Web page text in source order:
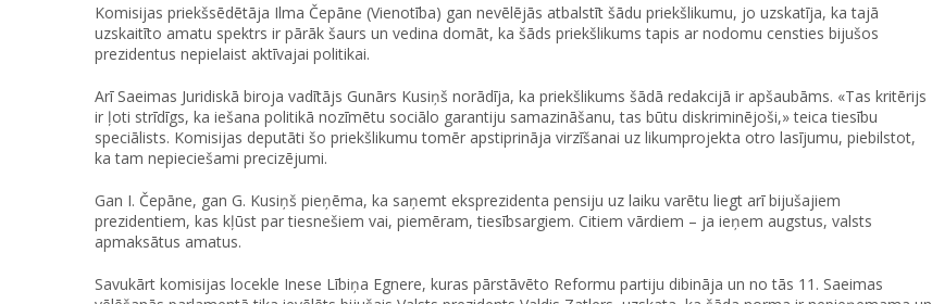
Komisijas priekšsēdētāja Ilma Čepāne (Vienotība) gan nevēlējās atbalstīt šādu priekšlikumu, jo uzskatīja, ka tajā
uzskaitīto amatu spektrs ir pārāk šaurs un vedina domāt, ka šāds priekšlikums tapis ar nodomu censties bijušos
prezidentus nepielaist aktīvajai politikai.
Arī Saeimas Juridiskā biroja vadītājs Gunārs Kusiņš norādīja, ka priekšlikums šādā redakcijā ir apšaubāms. «Tas kritērijs
ir ļoti strīdīgs, ka iešana politikā nozīmētu sociālo garantiju samazināšanu, tas būtu diskriminējoši,» teica tiesību
speciālists. Komisijas deputāti šo priekšlikumu tomēr apstiprināja virzīšanai uz likumprojekta otro lasījumu, piebilstot,
ka tam nepieciešami precizējumi.
Gan I. Čepāne, gan G. Kusiņš pieņēma, ka saņemt eksprezidenta pensiju uz laiku varētu liegt arī bijušajiem
prezidentiem, kas kļūst par tiesnešiem vai, piemēram, tiesībsargiem. Citiem vārdiem – ja ieņem augstus, valsts
apmaksātus amatus.
Savukārt komisijas locekle Inese Lībiņa Egnere, kuras pārstāvēto Reformu partiju dibināja un no tās 11. Saeimas